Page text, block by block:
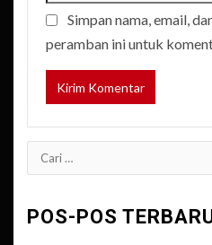
Simpan nama, email,
peramban ini untuk
Cari
untuk:
POS-POS